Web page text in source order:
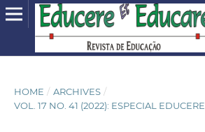
HOME / ARCHIVES /
VOL. 17 NO. 41 (2022): ESPECIAL EDUCERE